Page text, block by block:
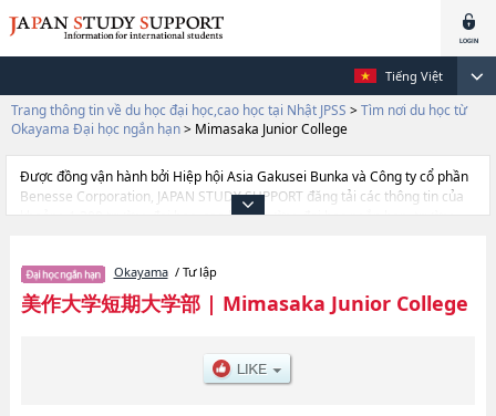
Tiếng Việt
Trang thông tin về du học đại học,cao học tại Nhật JPSS > Tìm nơi du học từ
Okayama Đại học ngắn hạn> Mimasaka Junior College
Được đồng vận hành bởi Hiệp hội Asia Gakusei Bunka và Công ty cổ phần
Benesse Corporation, JAPAN STUDY SUPPORT đăng tải các thông tin của
khoảng 1.300 trường đại học, cao học, trường đại học ngắn hạn, trường
tin cần thiết dành cho du học sinh, như là về các , thông tin về từng ngành
học, thông tin liên quan đến thi tuyển như số lượng tuyển sinh, số lượng
trúng tuyển, cở sở trang thiết bị, hướng dẫn địa điểm v.v...
Okayama/ Tư lập
美作大学短期大学部| Mimasaka Junior College